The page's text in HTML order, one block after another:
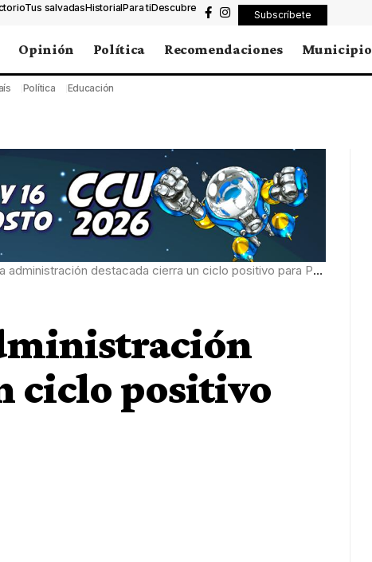
Tus salvadasHistorialPara tiDescubre
Subscríbete
Opinión Política Recomendaciones Municipio
Política Educación
administración destacada cierra un ciclo positivo para Puebla
ciclo positivo